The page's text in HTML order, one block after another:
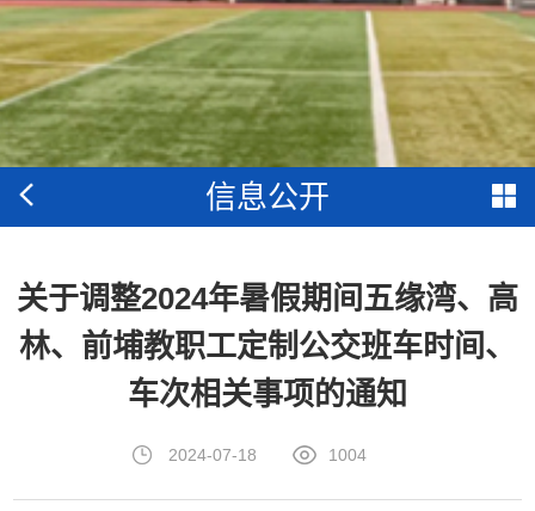
信息公开
关于调整2024年暑假期间五缘湾、高
林、前埔教职工定制公交班车时间、
车次相关事项的通知
2024-07-18 1004